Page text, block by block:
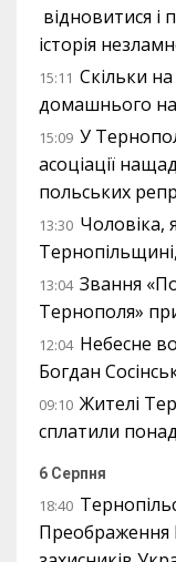
відновитися і
історія
15:11 Скільки
домашнього
15:09 У
асоціації
польських
13:30 Чоловіка,
13:04 Звання
Тернополя»
12:04 Небесне
Богдан
09:10 Жителі
сплатили
6 Серпня
18:40
Преображення